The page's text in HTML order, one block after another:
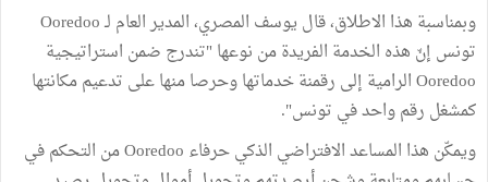
وبمناسبة هذا الاطلاق، قال يوسف المصري، المدير العام لـ Ooredoo
تونس إنّ هذه الخدمة الفريدة من نوعها "تندرج ضمن استراتيجية
Ooredoo الرامية إلى رقمنة خدماتها وحرصا منها على تدعيم مكانتها
كمشغل رقم واحد في تونس".
ويمكّن هذا المساعد الافتراضي الذكي حرفاء Ooredoo من التحكم في